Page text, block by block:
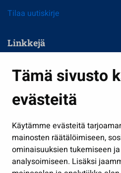
Tämä sivusto
evästeitä
Käytämme evästeitä
mainosten räätälöimiseen,
ominaisuuksien tukemiseen
analysoimiseen. Lisäksi
Tilaa uutiskirje
Linkkejä
Kasvatus ja opetus
Kulttuuri ja liikunta
Työ ja yrittäminen
Osallistu ja asioi
Näytä omat evästeasetukseni